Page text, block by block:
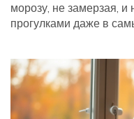
морозу, не замерзая, и
прогулками даже в